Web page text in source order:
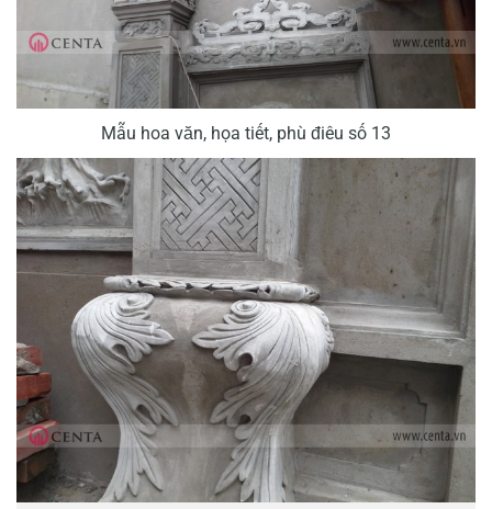
Mẫu hoa văn, họa tiết, phù điêu số 13